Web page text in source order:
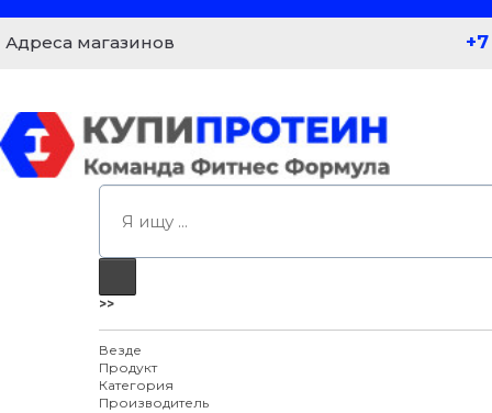
Адреса магазинов
>>
Везде
Продукт
Категория
Производитель